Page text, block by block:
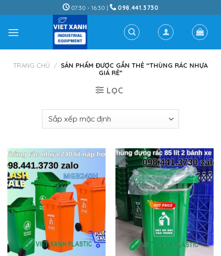
to
content
07:30 - 16:30 | 098.441.3730
TRANG CHỦ / SẢN PHẨM ĐƯỢC GẮN THẺ “THÙNG RÁC NHỰA
GIÁ RẺ”
LỌC